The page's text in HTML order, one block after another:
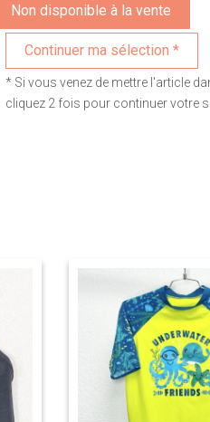
Non disponible à la vente
* Si vous venez de mettre l'article
cliquez 2 fois pour continuer votre